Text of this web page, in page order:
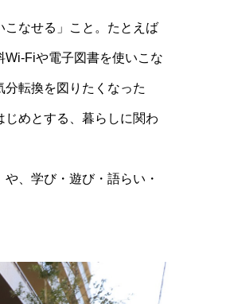
こなせる」こと。たとえば
Fiや電子図書を使いこな
転換を図りたくなった
めとする、暮らしに関わ
、学び・遊び・語らい・